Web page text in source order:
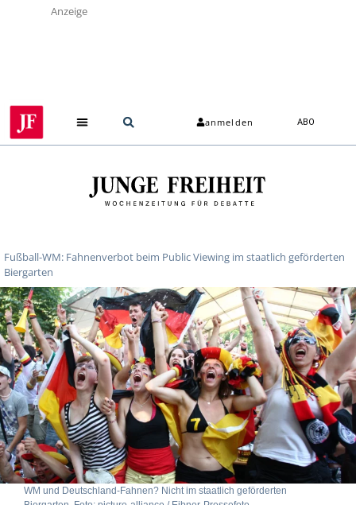
Anzeige
anmelden ABO
Fußball-WM: Fahnenverbot beim Public Viewing im staatlich geförderten
Biergarten
WM und Deutschland-Fahnen? Nicht im staatlich geförderten